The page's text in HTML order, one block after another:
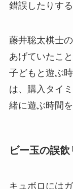
錯誤したりす
藤井聡太棋士
あげていたこ
子どもと遊ぶ
は、購入タイ
緒に遊ぶ時間
ビー玉の誤
キュボロには